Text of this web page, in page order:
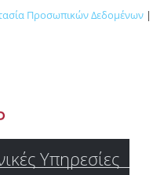
Προσωπικών Δεδομένων |
Υπηρεσίες